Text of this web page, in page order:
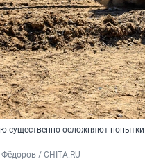
существенно осложняют
Фёдоров / CHITA.RU